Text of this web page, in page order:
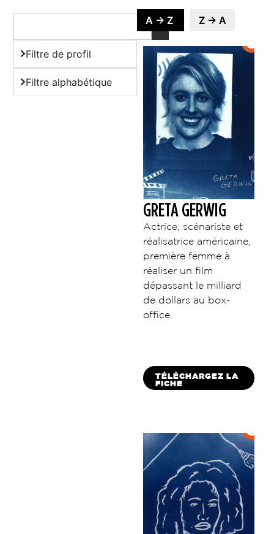
Filtre de profil
Filtre alphabétique
A → Z Z → A
GRETA GERWIG
Actrice, scénariste et
réalisatrice américaine,
première femme à
réaliser un film
dépassant le milliard
de dollars au box-
office.
TÉLÉCHARGEZ LA
FICHE